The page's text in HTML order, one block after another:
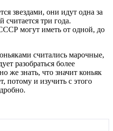
звездами, они идут одна за
три года.
могут иметь от одной, до
считались марочные,
разобраться более
же знать, что значит коньяк
потому и изучить с этого